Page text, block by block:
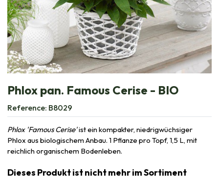
Phlox pan. Famous Cerise - BIO
Reference: B8029
Phlox 'Famous Cerise'ist ein kompakter, niedrigwüchsiger
Phlox aus biologischem Anbau. 1 Pflanze pro Topf, 1,5 L, mit
reichlich organischem Bodenleben.
Dieses Produkt ist nicht mehr im Sortiment